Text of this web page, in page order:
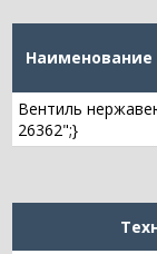
Наименование
Вентиль
26362";}